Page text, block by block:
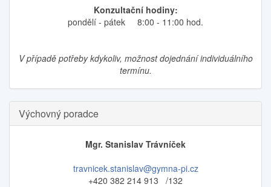
Konzultační hodiny:
pondělí - pátek 8:00 - 11:00 hod.
V případě potřeby kdykoliv, možnost dojednání individuálního
termínu.
Výchovný poradce
Mgr. Stanislav Trávníček
travnicek.stanislav@gymna-pi.cz
+420 382 214 913 /132